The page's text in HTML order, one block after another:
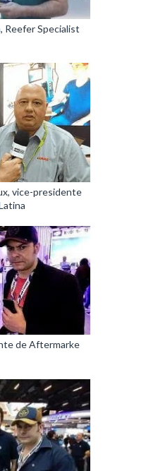
Reefer Specialist
vice-presidente
de Aftermarke